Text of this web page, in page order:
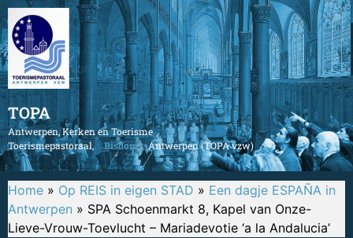
TOPA
Antwerpen, Kerken en Toerisme
Toerismepastoraal,
Bisdom Antwerpen (TOPA vzw)
Home » Op REIS in eigen STAD » Een dagje ESPAÑA in
Antwerpen » SPA Schoenmarkt 8, Kapel van Onze-
Lieve-Vrouw-Toevlucht – Mariadevotie ‘a la Andalucia’